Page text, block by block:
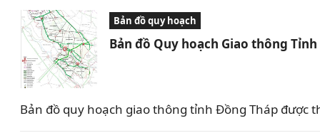
Bản đồ quy hoạch
Bản đồ Quy hoạch Giao thông
Bản đồ quy hoạch giao thông tỉnh Đồng Tháp